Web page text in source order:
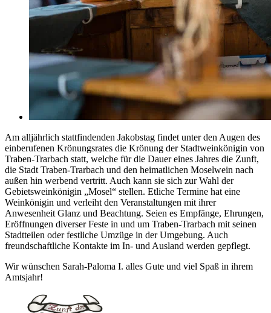
Am alljährlich stattfindenden Jakobstag findet unter den Augen des
einberufenen Krönungsrates die Krönung der Stadtweinkönigin von
Traben-Trarbach statt, welche für die Dauer eines Jahres die Zunft,
die Stadt Traben-Trarbach und den heimatlichen Moselwein nach
außen hin werbend vertritt. Auch kann sie sich zur Wahl der
Gebietsweinkönigin „Mosel“ stellen. Etliche Termine hat eine
Weinkönigin und verleiht den Veranstaltungen mit ihrer
Anwesenheit Glanz und Beachtung. Seien es Empfänge, Ehrungen,
Eröffnungen diverser Feste in und um Traben-Trarbach mit seinen
Stadtteilen oder festliche Umzüge in der Umgebung. Auch
freundschaftliche Kontakte im In- und Ausland werden gepflegt.
Wir wünschen Sarah-Paloma I. alles Gute und viel Spaß in ihrem
Amtsjahr!